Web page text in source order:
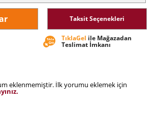
Taksit Seçenekleri
TıklaGel ile Mağazadan
Teslimat İmkanı
eklenmemiştir. İlk yorumu eklemek için